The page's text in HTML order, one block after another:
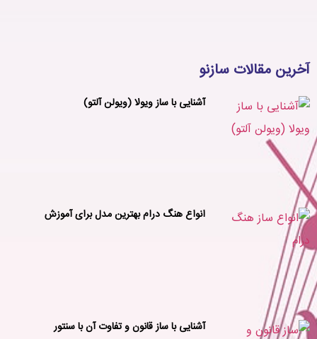
آخرین مقالات سازنو
آشنایی با ساز ویولا (ویولن آلتو)
انواع هنگ درام بهترین مدل برای آموزش
آشنایی با ساز قانون و تفاوت آن با سنتور